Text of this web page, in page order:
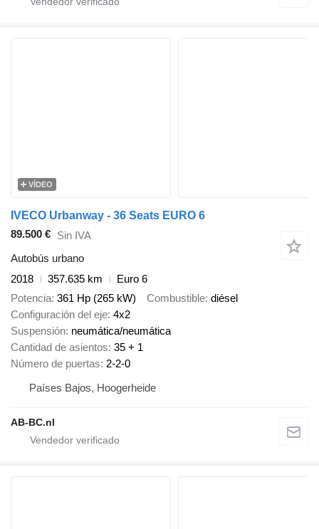
VÍDEO
IVECO Urbanway - 36 Seats EURO 6
89.500 € Sin IVA
Autobús urbano
2018
357.635 km
Euro 6
Potencia 361 Hp (265 kW) Combustible diésel
Configuración del eje 4x2
Suspensión neumática/neumática
Cantidad de asientos 35 + 1
Número de puertas 2-2-0
Países Bajos, Hoogerheide
AB-BC.nl